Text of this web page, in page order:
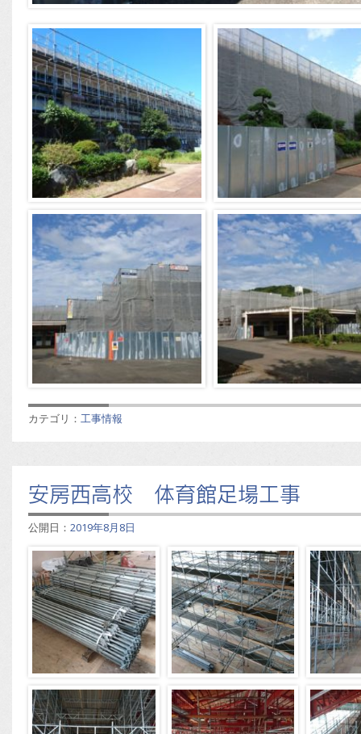
カテゴリ： 工事情報
安房西高校 体育館足場工事
公開日： 2019年8月8日